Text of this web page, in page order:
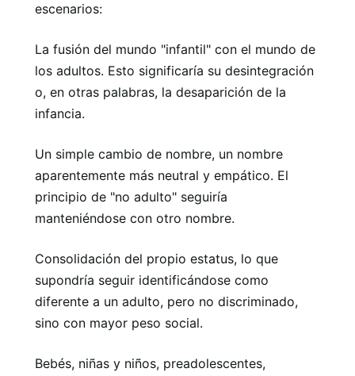
escenarios:
La fusión del mundo "infantil" con el mundo de
los adultos. Esto significaría su desintegración
o, en otras palabras, la desaparición de la
infancia.
Un simple cambio de nombre, un nombre
aparentemente más neutral y empático. El
principio de "no adulto" seguiría
manteniéndose con otro nombre.
Consolidación del propio estatus, lo que
supondría seguir identificándose como
diferente a un adulto, pero no discriminado,
sino con mayor peso social.
Bebés, niñas y niños, preadolescentes,